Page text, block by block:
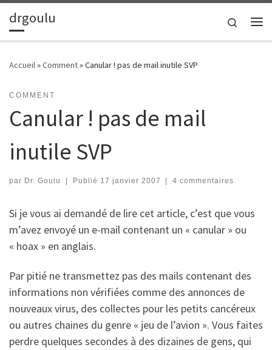
Passer au contenu
drgoulu
Search
Accueil»Comment»Canular ! pas de mail inutile SVP
COMMENT
Canular ! pas de mail
inutile SVP
par Dr. Goulu | Publié 17 janvier 2007 | 4 commentaires
Si je vous ai demandé de lire cet article, c’est que vous
m’avez envoyé un e-mail contenant un « canular » ou
« hoax » en anglais.
Par pitié ne transmettez pas des mails contenant des
informations non vérifiées comme des annonces de
nouveaux virus, des collectes pour les petits cancéreux
ou autres chaines du genre « jeu de l’avion ». Vous faites
perdre quelques secondes à des dizaines de gens, qui